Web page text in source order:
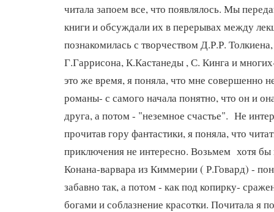
читала запоем все, что появлялось. Мы
книги и обсуждали их в перерывах между
познакомилась с творчеством Д.Р.Р.
Г.Гаррисона, К.Кастанеды , С. Кинга и
это же время, я поняла, что мне совершенно
романы- с самого начала понятно, что он и
друга, а потом - "неземное счастье". Не
прочитав гору фантастики, я поняла, что
приключения не интересно. Возьмем хотя бы
Конана-варвара из Киммерии ( Р.Говард) -
забавно так, а потом - как под копирку-
богами и соблазнение красотки. Почитала я